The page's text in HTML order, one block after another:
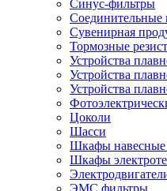
Синус-фильтры
Соединительные
Сувенирная
Тормозные
Устройства
Устройства
Устройства
Цоколи
Шасси
Шкафы навесные
Шкафы
ЭМС фильтры